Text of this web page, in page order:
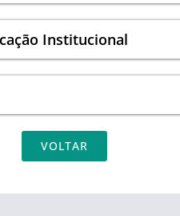
Institucional
VOLTAR